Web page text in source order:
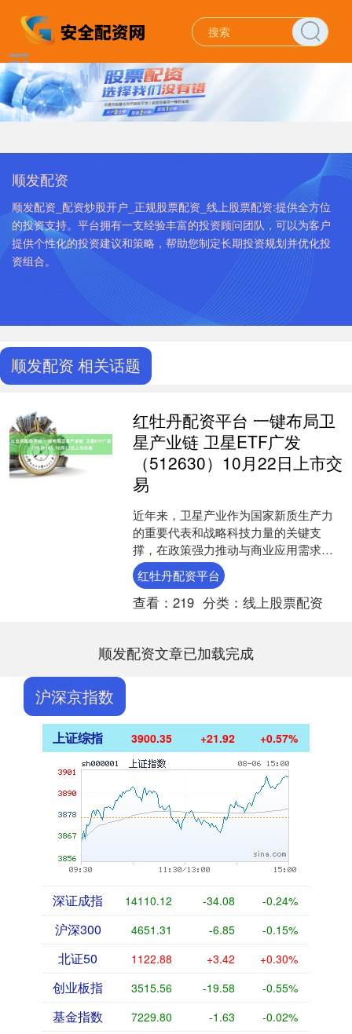
顺发配资
顺发配资_配资炒股开户_正规股票配资_线上股票配资:提供全方位
的投资支持。平台拥有一支经验丰富的投资顾问团队，可以为客户
提供个性化的投资建议和策略，帮助您制定长期投资规划并优化投
资组合。
顺发配资 相关话题
红牡丹配资平台 一键布局卫
星产业链 卫星ETF广发
（512630）10月22日上市交
易
近年来，卫星产业作为国家新质生产力
的重要代表和战略科技力量的关键支
撑，在政策强力推动与商业应用需求增
长的共振下，正迎来黄金发展期。为助
力投资者便捷把握产业发展机....
红牡丹配资平台
查看： 219 分类： 线上股票配资
顺发配资文章已加载完成
沪深京指数
上证综指 3900.35 +21.92 +0.57%
深证成指 14110.12 -34.08 -0.24%
沪深300 4651.31 -6.85 -0.15%
北证50 1122.88 +3.42 +0.30%
创业板指 3515.56 -19.58 -0.55%
基金指数 7229.80 -1.63 -0.02%